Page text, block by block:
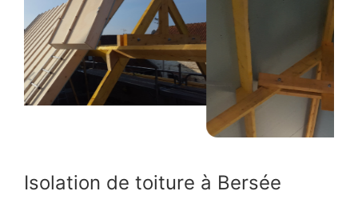
Isolation de toiture à Bersée